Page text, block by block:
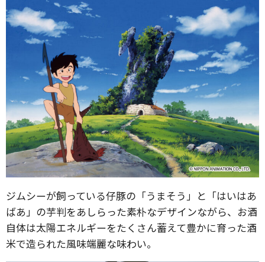
ジムシーが飼っている仔豚の「うまそう」と「はいはあ
ばあ」の芋判をあしらった素朴なデザインながら、お酒
自体は太陽エネルギーをたくさん蓄えて豊かに育った酒
米で造られた風味端麗な味わい。